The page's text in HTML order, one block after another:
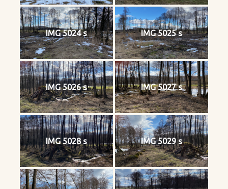
IMG 5024 s IMG 5025 s
IMG 5026 s IMG 5027 s
IMG 5028 s IMG 5029 s